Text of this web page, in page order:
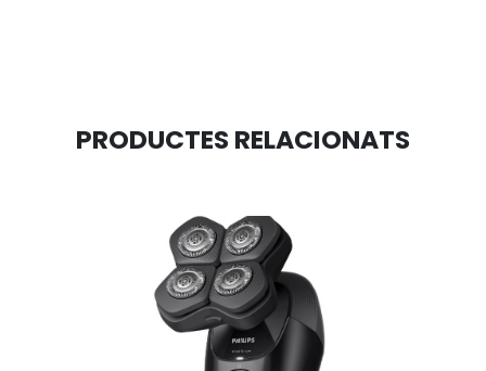
PRODUCTES RELACIONATS